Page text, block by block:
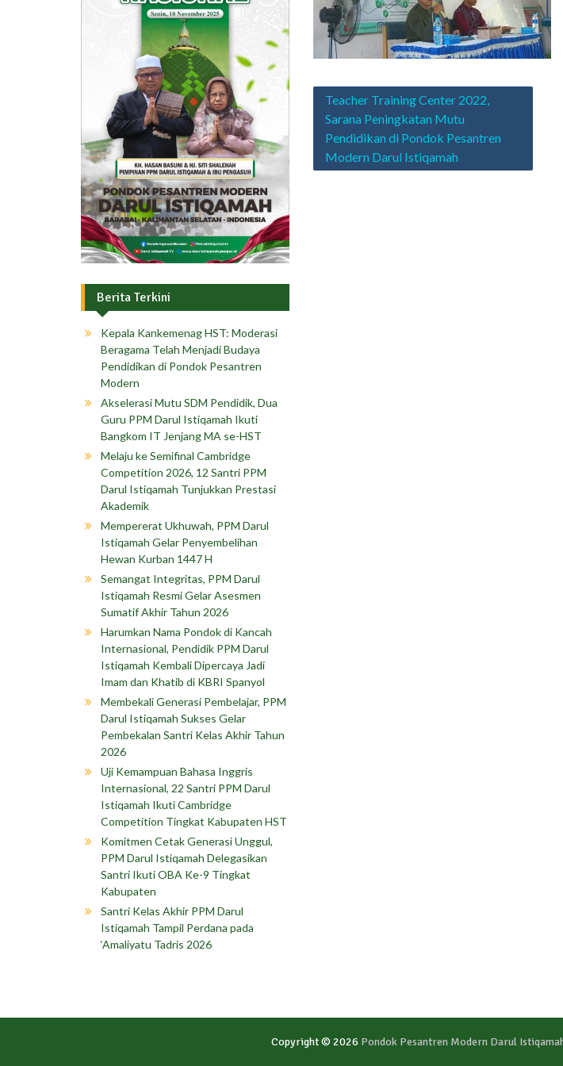
Navigasi
pos
Teacher Training Center 2022,
Sarana Peningkatan Mutu
Pendidikan di Pondok Pesantren
Modern Darul Istiqamah
Berita Terkini
Kepala Kankemenag HST: Moderasi
Beragama Telah Menjadi Budaya
Pendidikan di Pondok Pesantren
Modern
Akselerasi Mutu SDM Pendidik, Dua
Guru PPM Darul Istiqamah Ikuti
Bangkom IT Jenjang MA se-HST
Melaju ke Semifinal Cambridge
Competition 2026, 12 Santri PPM
Darul Istiqamah Tunjukkan Prestasi
Akademik
Mempererat Ukhuwah, PPM Darul
Istiqamah Gelar Penyembelihan
Hewan Kurban 1447 H
Semangat Integritas, PPM Darul
Istiqamah Resmi Gelar Asesmen
Sumatif Akhir Tahun 2026
Harumkan Nama Pondok di Kancah
Internasional, Pendidik PPM Darul
Istiqamah Kembali Dipercaya Jadi
Imam dan Khatib di KBRI Spanyol
Membekali Generasi Pembelajar, PPM
Darul Istiqamah Sukses Gelar
Pembekalan Santri Kelas Akhir Tahun
2026
Uji Kemampuan Bahasa Inggris
Internasional, 22 Santri PPM Darul
Istiqamah Ikuti Cambridge
Competition Tingkat Kabupaten HST
Komitmen Cetak Generasi Unggul,
PPM Darul Istiqamah Delegasikan
Santri Ikuti OBA Ke-9 Tingkat
Kabupaten
Santri Kelas Akhir PPM Darul
Istiqamah Tampil Perdana pada
‘Amaliyatu Tadris 2026
Copyright © 2026 Pondok Pesantren Modern Darul